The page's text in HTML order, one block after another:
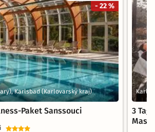
- 22 %
Karlsbad (Karlovarský kraj)
Paket Sanssouci
3